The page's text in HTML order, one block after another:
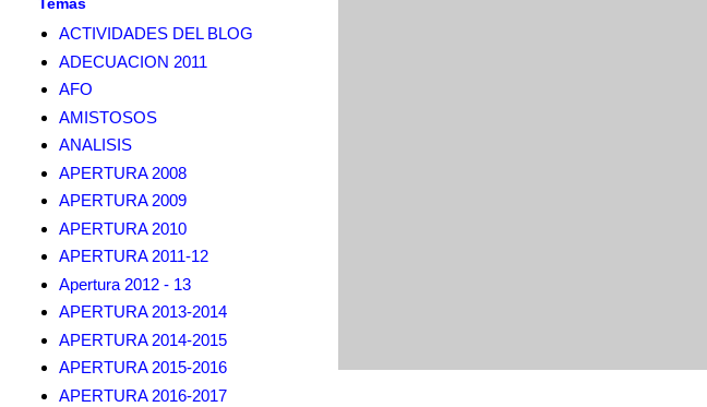
Temas
ACTIVIDADES DEL BLOG
ADECUACION 2011
AFO
AMISTOSOS
ANALISIS
APERTURA 2008
APERTURA 2009
APERTURA 2010
APERTURA 2011-12
Apertura 2012 - 13
APERTURA 2013-2014
APERTURA 2014-2015
APERTURA 2015-2016
APERTURA 2016-2017